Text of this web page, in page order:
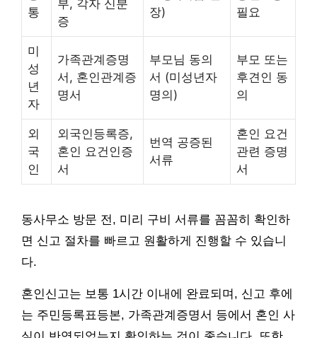
통
부, 각자 신분
증
장)
필요
미
성
년
자
가족관계증명
서, 혼인관계증
명서
부모님 동의
서 (미성년자
명의)
부모 또는
후견인 동
의
외
국
인
외국인등록증,
혼인 요건인증
서
번역 공증된
서류
혼인 요건
관련 증명
서
동사무소 방문 전, 미리 구비 서류를 꼼꼼히 확인하
면 신고 절차를 빠르고 원활하게 진행할 수 있습니
다.
혼인신고는 보통 1시간 이내에 완료되며, 신고 후에
는 주민등록표등본, 가족관계증명서 등에서 혼인 사